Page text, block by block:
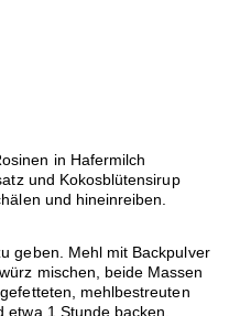
in Hafermilch
und Kokosblütensirup
und hineinreiben.
geben. Mehl mit Backpulver
mischen, beide Massen
mehlbestreuten
etwa 1 Stunde backen.